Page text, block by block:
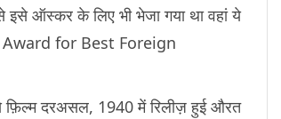
ऑस्कर के लिए भी भेजा गया था वहां ये
Award for Best Foreign
ये फ़िल्म दरअसल, 1940 में रिलीज़ हुई औरत